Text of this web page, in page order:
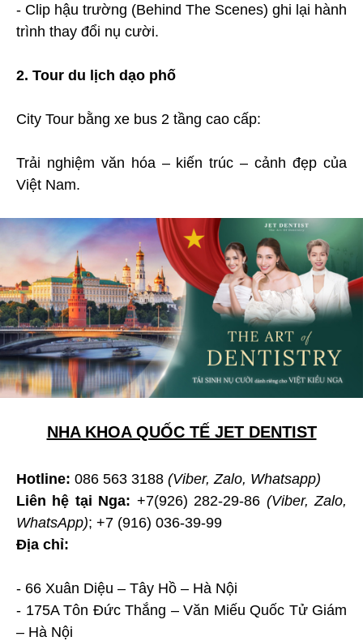
- Clip hậu trường (Behind The Scenes) ghi lại hành
trình thay đổi nụ cười.
2. Tour du lịch dạo phố
City Tour bằng xe bus 2 tầng cao cấp:
Trải nghiệm văn hóa – kiến trúc – cảnh đẹp của
Việt Nam.
NHA KHOA QUỐC TẾ JET DENTIST
Hotline: 086 563 3188 (Viber, Zalo, Whatsapp)
Liên hệ tại Nga: +7(926) 282-29-86 (Viber, Zalo,
WhatsApp); +7 (916) 036-39-99
Địa chỉ:
- 66 Xuân Diệu – Tây Hồ – Hà Nội
- 175A Tôn Đức Thắng – Văn Miếu Quốc Tử Giám
– Hà Nội